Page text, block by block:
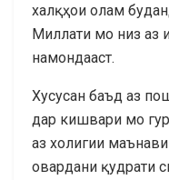
халқҳои олам
Миллати мо низ аз
намондааст.
Хусусан баъд аз
дар кишвари мо
аз холигии
овардани қудрати